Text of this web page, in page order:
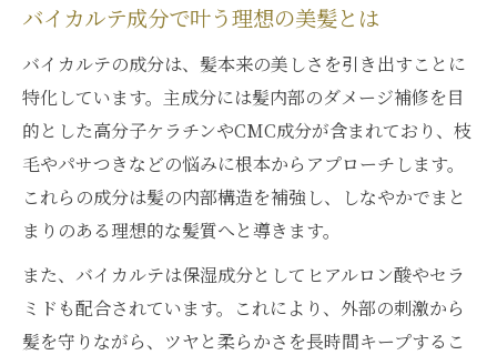
バイカルテ成分で叶う理想の美髪とは
バイカルテの成分は、髪本来の美しさを引き出すことに
特化しています。主成分には髪内部のダメージ補修を目
的とした高分子ケラチンやCMC成分が含まれており、枝
毛やパサつきなどの悩みに根本からアプローチします。
これらの成分は髪の内部構造を補強し、しなやかでまと
まりのある理想的な髪質へと導きます。
また、バイカルテは保湿成分としてヒアルロン酸やセラ
ミドも配合されています。これにより、外部の刺激から
髪を守りながら、ツヤと柔らかさを長時間キープするこ